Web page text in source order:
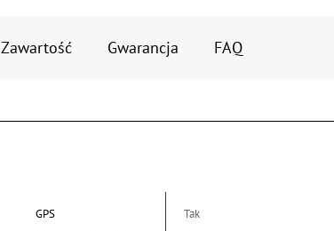
Zawartość Gwarancja FAQ
GPS
Tak